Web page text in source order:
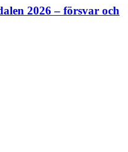
2026 – försvar och